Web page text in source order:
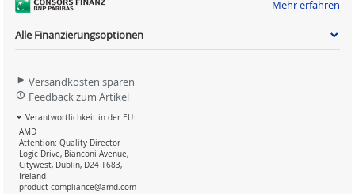
Mehr erfahren
Alle Finanzierungsoptionen
Versandkosten sparen
Feedback zum Artikel
Verantwortlichkeit in der EU:
AMD
Attention: Quality Director
Logic Drive, Bianconi Avenue,
Citywest, Dublin, D24 T683,
Ireland
product-compliance@amd.com